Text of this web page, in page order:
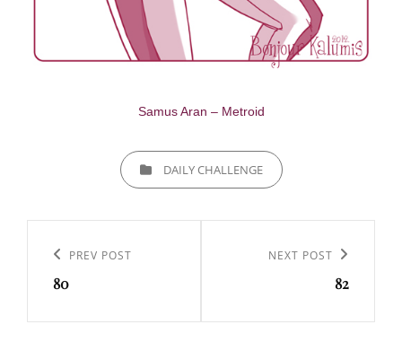
Samus Aran – Metroid
CATEGORIESDAILY CHALLENGE
l’article
Previous
Post
PREV POST
80
NEXT POST
82